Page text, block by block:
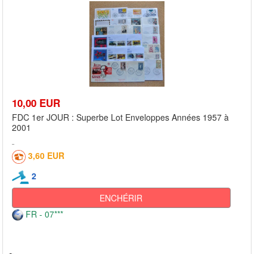
10,00 EUR
FDC 1er JOUR : Superbe Lot Enveloppes Années 1957 à
2001
3,60 EUR
2
ENCHÉRIR
FR - 07***